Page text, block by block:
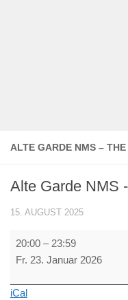
ALTE GARDE NMS –
Alte Garde NMS
15. AUGUST 2025
Alte
Garde
-
20:00 – 23:59
Fr. 23. Januar 2026
iCal